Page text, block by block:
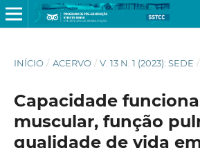
INÍCIO / ACERVO / V. 13 N. 1 (2023): SEDE /
Capacidade
muscular, função
qualidade de vida